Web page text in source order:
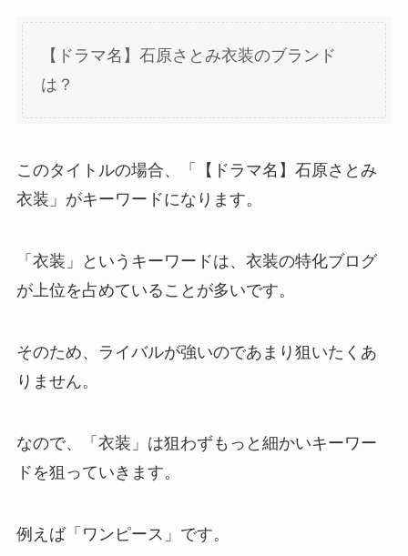
【ドラマ名】石原さとみ衣装のブランド
は？
このタイトルの場合、「【ドラマ名】石原さとみ
衣装」がキーワードになります。
「衣装」というキーワードは、衣装の特化ブログ
が上位を占めていることが多いです。
そのため、ライバルが強いのであまり狙いたくあ
りません。
なので、「衣装」は狙わずもっと細かいキーワー
ドを狙っていきます。
例えば「ワンピース」です。